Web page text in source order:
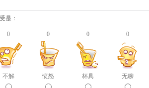
是：
0
不解
0
愤怒
0
杯具
0
无聊